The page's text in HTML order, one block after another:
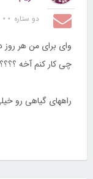
دو ستاره ⋆⋆
وای برای من هر روز
چی کار کنم آخه ؟؟؟؟
راههای گیاهی رو